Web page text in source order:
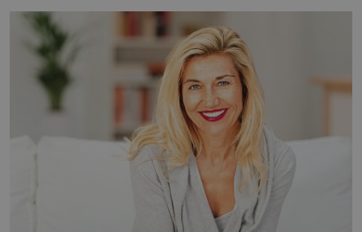
se na koloběžce a den zakončit poznáváním památek ve
Velkých Losinách nebo v termálním